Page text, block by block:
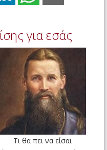
για εσάς
Τι θα πει να είσαι